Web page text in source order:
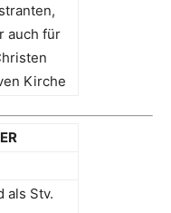
auch für
Kirche
als Stv.